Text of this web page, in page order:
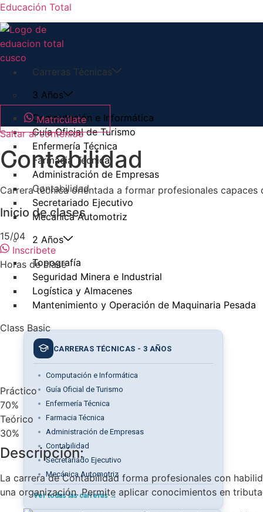
Educación Total
Carreras Técnicas
3 Años
Computación e Informática
Guía Oficial de Turismo
Enfermería Técnica
Farmacia Técnica
Administración de Empresas
Contabilidad
Secretariado Ejecutivo
Mecánica Automotriz
2 Años
Topografía
Seguridad Minera e Industrial
Logística y Almacenes
Mantenimiento y Operación de Maquinaria Pesada
CARRERAS TÉCNICAS - 3 AÑOS
Computación e Informática
Guía Oficial de Turismo
Enfermería Técnica
Farmacia Técnica
Administración de Empresas
Contabilidad
Secretariado Ejecutivo
Mecánica Automotriz
Ver todas las carreras →
Matricúlate
Saltar al contenido
Contabilidad
Carrera técnica orientada a formar profesionales
Inicio de clases
15/04
Inscribete
Horas de clase
Class Basic
Práctico
70%
Teórico
30%
Descripción:
La carrera de Contabilidad forma profesionales con
una organización. Permite aplicar conocimientos en